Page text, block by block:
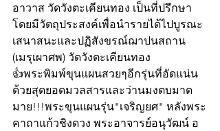
อาวาส วัดวังตะเคียนทอง เป็นที่ปรึกษา
โดยมีวัตถุประสงค์เพื่อนำรายได้ไปบูรณะ
เสนาสนะและปฏิสังขรณ์ฌาปนสถาน
(เมรุเผาศพ) วัดวังตะเคียนทอง
👍พระพิมพ์ขุนแผนสวยๆอีกรุ่นที่อัดแน่น
ด้วยสุดยอดมวลสารและว่านมงตบมาด
มาย!!!พระขุนแผนรุ่น"เจริญยศ" หลังพระ
คาถาแก้วชิงดวง พระอาจารย์อนุวัฒน์ อ